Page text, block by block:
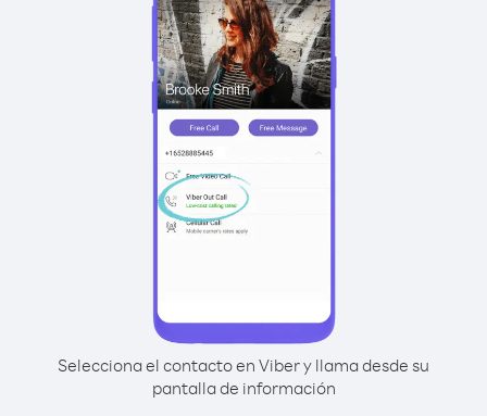
Selecciona el contacto en Viber y llama desde su
pantalla de información